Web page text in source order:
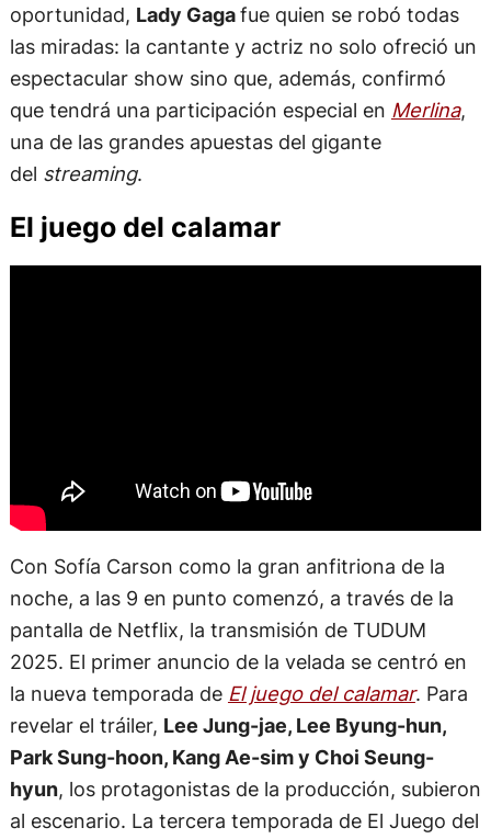
oportunidad, Lady Gagafue quien se robó todas
las miradas: la cantante y actriz no solo ofreció un
espectacular show sino que, además, confirmó
que tendrá una participación especial en Merlina,
una de las grandes apuestas del gigante
del streaming.
El juego del calamar
Con Sofía Carson como la gran anfitriona de la
noche, a las 9 en punto comenzó, a través de la
pantalla de Netflix, la transmisión de TUDUM
2025. El primer anuncio de la velada se centró en
la nueva temporada de El juego del calamar. Para
revelar el tráiler, Lee Jung-jae, Lee Byung-hun,
Park Sung-hoon, Kang Ae-sim y Choi Seung-
hyun, los protagonistas de la producción, subieron
al escenario. La tercera temporada de El Juego del